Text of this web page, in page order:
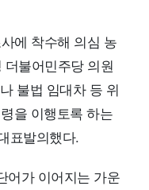
에 착수해 의심 농
불어민주당 의원
불법 임대차 등 위
을 이행토록 하는
표발의했다.
어가 이어지는 가운